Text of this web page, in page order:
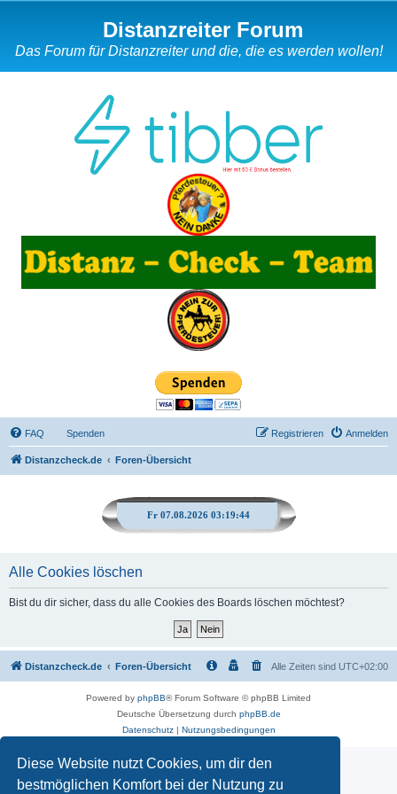
Diese Website nutzt Cookies, um dir den
bestmöglichen Komfort bei der Nutzung zu
Distanzreiter Forum
Das Forum für Distanzreiter und die, die es werden wollen!
FAQ Spenden Anmelden
Registrieren
Distanzcheck.de Foren-Übersicht
Fr 07.08.2026 03:19:44
Alle Cookies löschen
Bist du dir sicher, dass du alle Cookies des Boards löschen möchtest?
Distanzcheck.de Foren-Übersicht Alle Zeiten sind UTC+02:00
Powered by phpBB® Forum Software © phpBB Limited
Deutsche Übersetzung durch phpBB.de
Datenschutz| Nutzungsbedingungen